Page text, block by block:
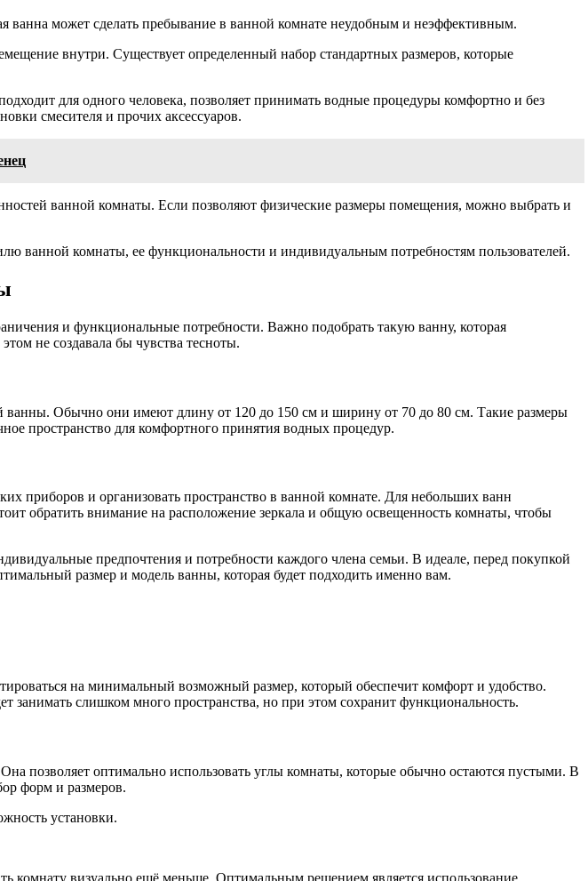
может сделать пребывание в ванной комнате неудобным и неэффективным.
внутри. Существует определенный набор стандартных размеров, которые
для одного человека, позволяет принимать водные процедуры комфортно и без
смесителя и прочих аксессуаров.
ванной комнаты. Если позволяют физические размеры помещения, можно выбрать и
ванной комнаты, ее функциональности и индивидуальным потребностям пользователей.
и функциональные потребности. Важно подобрать такую ванну, которая
не создавала бы чувства тесноты.
ванны. Обычно они имеют длину от 120 до 150 см и ширину от 70 до 80 см. Такие размеры
пространство для комфортного принятия водных процедур.
приборов и организовать пространство в ванной комнате. Для небольших ванн
обратить внимание на расположение зеркала и общую освещенность комнаты, чтобы
предпочтения и потребности каждого члена семьи. В идеале, перед покупкой
размер и модель ванны, которая будет подходить именно вам.
на минимальный возможный размер, который обеспечит комфорт и удобство.
занимать слишком много пространства, но при этом сохранит функциональность.
позволяет оптимально использовать углы комнаты, которые обычно остаются пустыми. В
форм и размеров.
установки.
комнату визуально ещё меньше. Оптимальным решением является использование